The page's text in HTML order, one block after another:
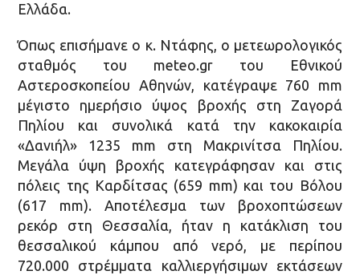
Ελλάδα.
Όπως επισήμανε ο κ. Ντάφης, ο μετεωρολογικός
σταθμός του meteo.gr του Εθνικού
Αστεροσκοπείου Αθηνών, κατέγραψε 760 mm
μέγιστο ημερήσιο ύψος βροχής στη Ζαγορά
Πηλίου και συνολικά κατά την κακοκαιρία
«Δανιήλ» 1235 mm στη Μακρινίτσα Πηλίου.
Μεγάλα ύψη βροχής κατεγράφησαν και στις
πόλεις της Καρδίτσας (659 mm) και του Βόλου
(617 mm). Αποτέλεσμα των βροχοπτώσεων
ρεκόρ στη Θεσσαλία, ήταν η κατάκλιση του
θεσσαλικού κάμπου από νερό, με περίπου
720.000 στρέμματα καλλιεργήσιμων εκτάσεων